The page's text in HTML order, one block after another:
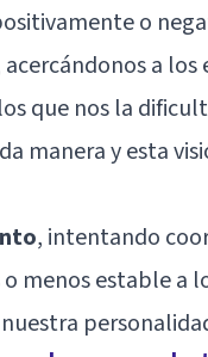
o
a
que nos la
manera y esta
, intentando
menos estable a